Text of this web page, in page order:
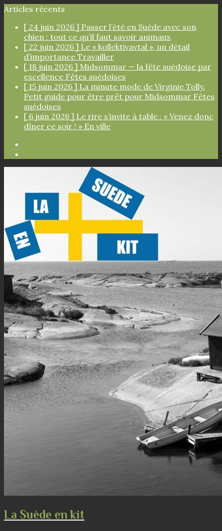
Articles récents
[ 24 juin 2026 ] Passer l’été en Suède avec son
chien : tout ce qu’il faut savoir animaux
[ 22 juin 2026 ] Le « kollektivavtal », un détail
d’importance Travailler
[ 18 juin 2026 ] Midsommar — la fête suédoise par
excellence Fêtes suédoises
[ 15 juin 2026 ] La minute mode de Virginie Tolly.
Petit guide pour être prêt pour Midsommar Fêtes
suédoises
[ 6 juin 2026 ] Le rire s’invite à table : « Venez donc
dîner ce soir ! » En ville
La Suède en kit